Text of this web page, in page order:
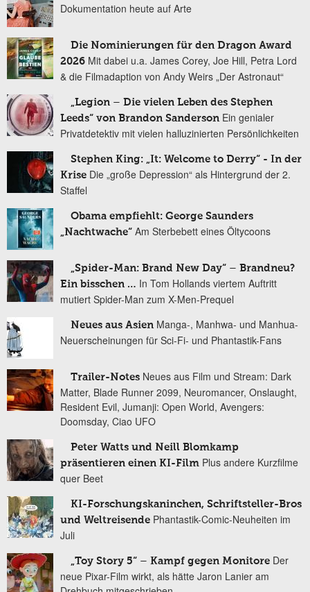
Dokumentation heute auf Arte
Die Nominierungen für den Dragon Award
2026 Mit dabei u.a. James Corey, Joe Hill, Petra Lord
& die Filmadaption von Andy Weirs „Der Astronaut“
„Legion – Die vielen Leben des Stephen
Leeds“ von Brandon Sanderson Ein genialer
Privatdetektiv mit vielen halluzinierten Persönlichkeiten
Stephen King: „It: Welcome to Derry“ - In der
Krise Die „große Depression“ als Hintergrund der 2.
Staffel
Obama empfiehlt: George Saunders
„Nachtwache“ Am Sterbebett eines Öltycoons
„Spider-Man: Brand New Day“ – Brandneu?
Ein bisschen … In Tom Hollands viertem Auftritt
mutiert Spider-Man zum X-Men-Prequel
Neues aus Asien Manga-, Manhwa- und Manhua-
Neuerscheinungen für Sci-Fi- und Phantastik-Fans
Trailer-Notes Neues aus Film und Stream: Dark
Matter, Blade Runner 2099, Neuromancer, Onslaught,
Resident Evil, Jumanji: Open World, Avengers:
Doomsday, Ciao UFO
Peter Watts und Neill Blomkamp
präsentieren einen KI-Film Plus andere Kurzfilme
quer Beet
KI-Forschungskaninchen, Schriftsteller-Bros
und Weltreisende Phantastik-Comic-Neuheiten im
Juli
„Toy Story 5“ – Kampf gegen Monitore Der
neue Pixar-Film wirkt, als hätte Jaron Lanier am